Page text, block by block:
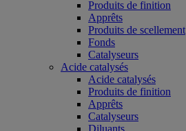
Produits de finition
Apprêts
Produits de scellement
Fonds
Catalyseurs
Acide catalysés
Acide catalysés
Produits de finition
Apprêts
Catalyseurs
Diluants